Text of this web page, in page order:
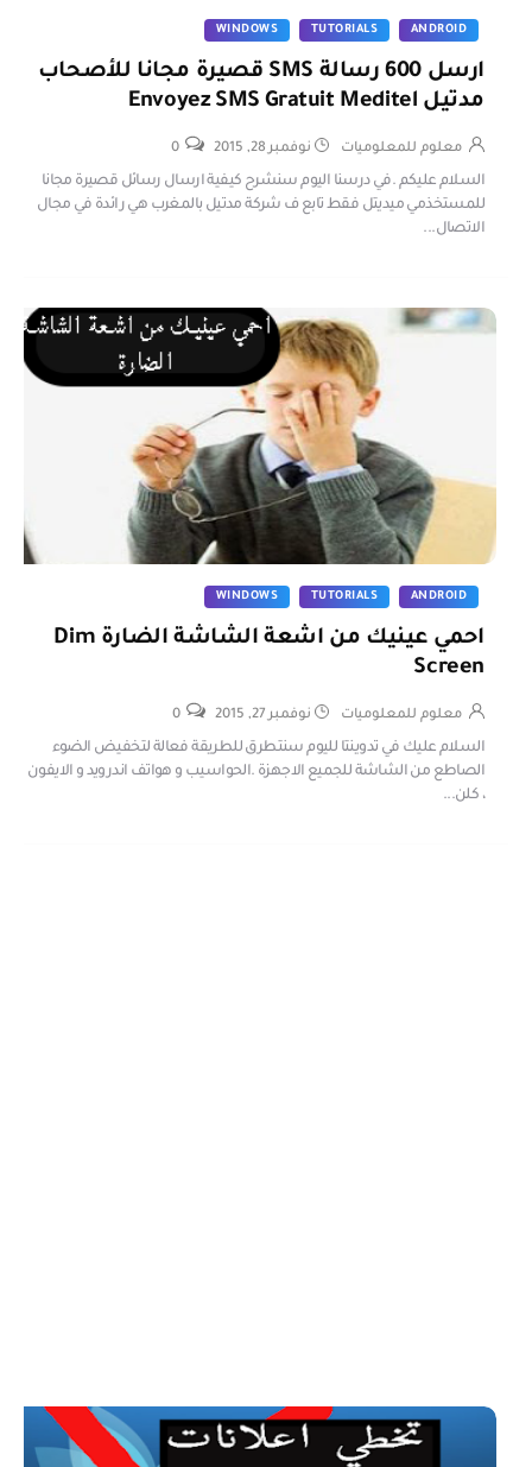
ANDROID
TUTORIALS
WINDOWS
ارسل 600 رسالة SMS قصيرة مجانا للأصحاب
مدتيل Envoyez SMS Gratuit Meditel
معلوم للمعلوميات نوفمبر 28, 2015 0
السلام عليكم .في درسنا اليوم سنشرح كيفية ارسال رسائل قصيرة مجانا
للمستخذمي ميديتل فقط تابع ف شركة مدتيل بالمغرب هي رائدة في مجال
الاتصال...
ANDROID
TUTORIALS
WINDOWS
احمي عينيك من اشعة الشاشة الضارة Dim
Screen
معلوم للمعلوميات نوفمبر 27, 2015 0
السلام عليك في تدوينتا لليوم سنتطرق للطريقة فعالة لتخفيض الضوء
الصاطع من الشاشة للجميع الاجهزة .الحواسيب و هواتف اندرويد و الايفون
، كلن...